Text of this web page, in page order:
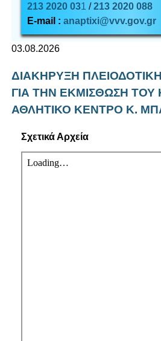
213 2020 031 /213 2020 088
E-mail : anaptixi@vvv.gov.gr
03.08.2026
ΔΙΑΚΗΡΥΞΗ
ΓΙΑ ΤΗΝ ΕΚΜΙΣΘΩΣΗ ΤΟΥ
ΑΘΛΗΤΙΚΟ ΚΕΝΤΡΟ Κ.
Σχετικά Αρχεία